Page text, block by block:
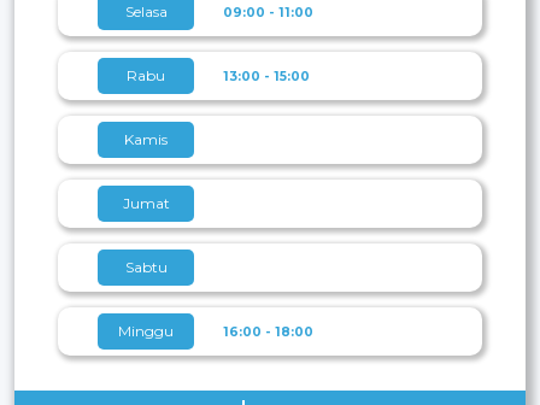
Selasa 09:00 - 11:00
Rabu 13:00 - 15:00
Kamis
Jumat
Sabtu
Minggu 16:00 - 18:00